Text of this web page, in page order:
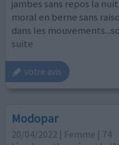
jambes sans repos la
moral en berne sans
dans les
suite
votre avis
Modopar
20/04/2022 | Femme | 74